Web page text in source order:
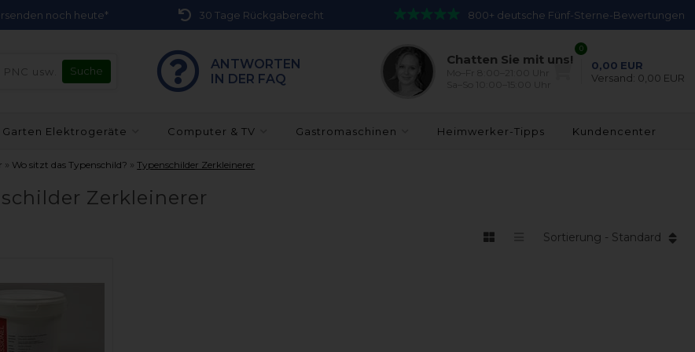
noch heute* 30 Tage Rückgaberecht 800+ deutsche Fünf-Sterne-Bewertungen
ANTWORTEN
IN DER FAQ
Chatten Sie mit uns!
0
0,00 EUR
Versand: 0,00 EUR
Garten Elektrogeräte Computer & TV Gastromaschinen Heimwerker-Tipps Kundencenter
» Wo sitzt das Typenschild? »Typenschilder Zerkleinerer
Zerkleinerer